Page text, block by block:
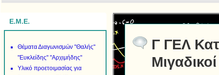
Ε.Μ.Ε.
Θέματα Διαγωνισμών "Θαλής"
"Ευκλείδης" "Αρχιμήδης"
Υλικό προετοιμασίας για
Γ ΓΕΛ